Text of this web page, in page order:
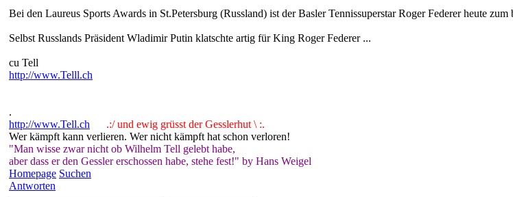
Bei den Laureus Sports Awards in St.Petersburg (Russland) ist der Basler Tennissuperstar Roger Federer heute
Selbst Russlands Präsident Wladimir Putin klatschte artig für King Roger Federer ...
cu Tell
http://www.Telll.ch
.
http://www.Tell.ch
.:/ und ewig grüsst der Gesslerhut \ :.
Wer kämpft kann verlieren. Wer nicht kämpft hat schon verloren!
"Man wisse zwar nicht ob Wilhelm Tell gelebt habe,
aber dass er den Gessler erschossen habe, stehe fest!" by Hans Weigel
Homepage Suchen
Antworten